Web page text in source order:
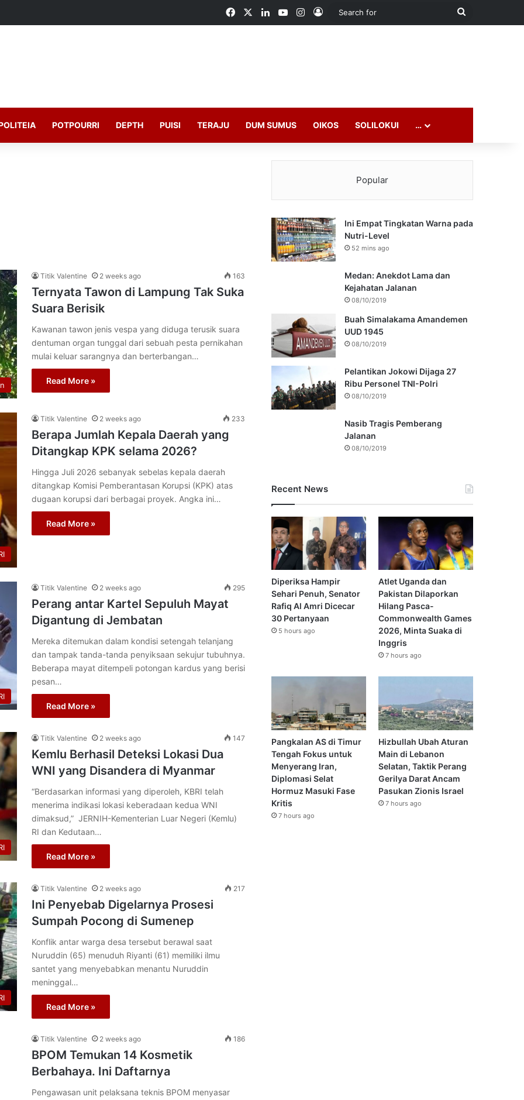
FacebookLinkedInYouTubeInstagram
Log In
Search
POTPOURRI DEPTH PUISI TERAJU DUM SUMUS OIKOS SOLILOKUI …
Titik Valentine 2 weeks ago 163
Ternyata Tawon di Lampung Tak Suka
Suara Berisik
Kawanan tawon jenis vespa yang diduga terusik suara
dentuman organ tunggal dari sebuah pesta pernikahan
mulai keluar sarangnya dan berterbangan…
Read More »
Titik Valentine 2 weeks ago 233
Berapa Jumlah Kepala Daerah yang
Ditangkap KPK selama 2026?
Hingga Juli 2026 sebanyak sebelas kepala daerah
ditangkap Komisi Pemberantasan Korupsi (KPK) atas
dugaan korupsi dari berbagai proyek. Angka ini…
Read More »
Titik Valentine 2 weeks ago 295
Perang antar Kartel Sepuluh Mayat
Digantung di Jembatan
Mereka ditemukan dalam kondisi setengah telanjang
dan tampak tanda-tanda penyiksaan sekujur tubuhnya.
Beberapa mayat ditempeli potongan kardus yang berisi
pesan…
Read More »
Titik Valentine 2 weeks ago 147
Kemlu Berhasil Deteksi Lokasi Dua
WNI yang Disandera di Myanmar
“Berdasarkan informasi yang diperoleh, KBRI telah
menerima indikasi lokasi keberadaan kedua WNI
dimaksud,” JERNIH-Kementerian Luar Negeri (Kemlu)
RI dan Kedutaan…
Read More »
Titik Valentine 2 weeks ago 217
Ini Penyebab Digelarnya Prosesi
Sumpah Pocong di Sumenep
Konflik antar warga desa tersebut berawal saat
Nuruddin (65) menuduh Riyanti (61) memiliki ilmu
santet yang menyebabkan menantu Nuruddin
meninggal…
Read More »
Titik Valentine 2 weeks ago 186
BPOM Temukan 14 Kosmetik
Berbahaya. Ini Daftarnya
Pengawasan unit pelaksana teknis BPOM menyasar
Popular
Ini Empat Tingkatan Warna pada
Nutri-Level
52 mins ago
Medan: Anekdot Lama dan
Kejahatan Jalanan
08/10/2019
Buah Simalakama Amandemen
UUD 1945
08/10/2019
Pelantikan Jokowi Dijaga 27
Ribu Personel TNI-Polri
08/10/2019
Nasib Tragis Pemberang
Jalanan
08/10/2019
Recent News
Diperiksa Hampir
Sehari Penuh, Senator
Rafiq Al Amri Dicecar
30 Pertanyaan
5 hours ago
Atlet Uganda dan
Pakistan Dilaporkan
Hilang Pasca-
Commonwealth Games
2026, Minta Suaka di
Inggris
7 hours ago
Pangkalan AS di Timur
Tengah Fokus untuk
Menyerang Iran,
Diplomasi Selat
Hormuz Masuki Fase
Kritis
7 hours ago
Hizbullah Ubah Aturan
Main di Lebanon
Selatan, Taktik Perang
Gerilya Darat Ancam
Pasukan Zionis Israel
7 hours ago